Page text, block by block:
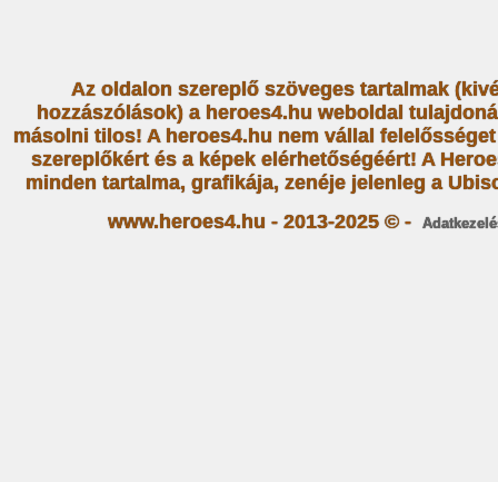
Az oldalon szereplő szöveges tartalmak
hozzászólások) a heroes4.hu weboldal
másolni tilos! A heroes4.hu nem vállal
szereplőkért és a képek elérhetőségéért! A
minden tartalma, grafikája, zenéje jelenleg a
www.heroes4.hu - 2013-2025 © -